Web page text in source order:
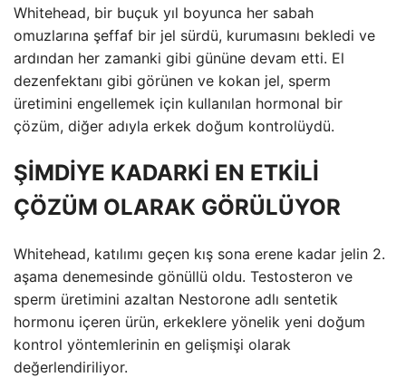
Whitehead, bir buçuk yıl boyunca her sabah
omuzlarına şeffaf bir jel sürdü, kurumasını bekledi ve
ardından her zamanki gibi gününe devam etti. El
dezenfektanı gibi görünen ve kokan jel, sperm
üretimini engellemek için kullanılan hormonal bir
çözüm, diğer adıyla erkek doğum kontrolüydü.
ŞİMDİYE KADARKİ EN ETKİLİ
ÇÖZÜM OLARAK GÖRÜLÜYOR
Whitehead, katılımı geçen kış sona erene kadar jelin 2.
aşama denemesinde gönüllü oldu. Testosteron ve
sperm üretimini azaltan Nestorone adlı sentetik
hormonu içeren ürün, erkeklere yönelik yeni doğum
kontrol yöntemlerinin en gelişmişi olarak
değerlendiriliyor.